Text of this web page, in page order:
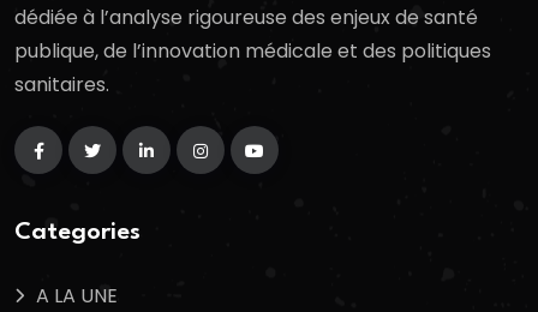
dédiée à l’analyse rigoureuse des enjeux de santé
publique, de l’innovation médicale et des politiques
sanitaires.
Categories
A LA UNE